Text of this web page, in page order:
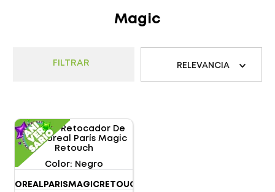
Magic
FILTRAR RELEVANCIA
Color: Negro